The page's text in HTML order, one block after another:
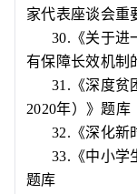
家代表座谈会重
30. 《关于
有保障长效机制
31. 《深度
2020年）》题库
32. 《深化
33. 《中小
题库